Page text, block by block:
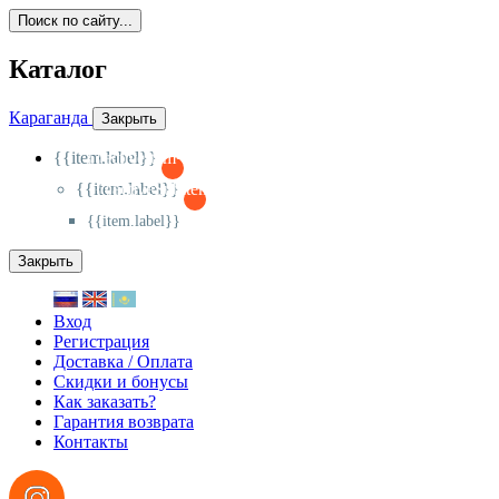
Поиск по сайту...
Каталог
Караганда Закрыть
{{item.label}}
{{activeItem==item.id?'-
{{item.label}}
{{activeSubitem==item.id?'-
{{item.label}}
Закрыть
Вход
Регистрация
Доставка / Оплата
Скидки и бонусы
Как заказать?
Гарантия возврата
Контакты